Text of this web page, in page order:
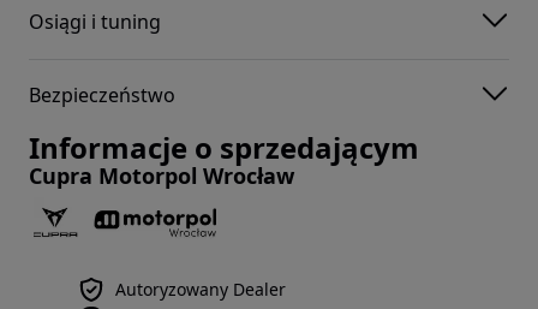
Osiągi i tuning
Bezpieczeństwo
Informacje o sprzedającym
Cupra Motorpol Wrocław
Autoryzowany Dealer